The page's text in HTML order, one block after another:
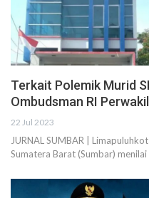
Terkait Polemik Murid
Ombudsman RI
22 Jul 2023
JURNAL SUMBAR |
Sumatera Barat (Sumbar)